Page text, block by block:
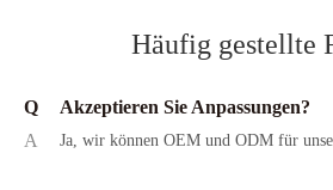
Häufig gestellte
Q
Akzeptieren Sie Anpassungen?
A
Ja, wir können OEM und ODM für